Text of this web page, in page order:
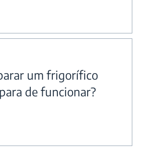
um frigorífico
de funcionar?